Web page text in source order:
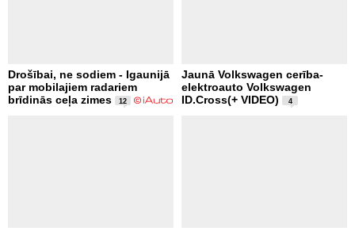
Drošībai, ne sodiem - Igaunijā
par mobilajiem radariem
brīdinās ceļa zimes
12
Jaunā Volkswagen cerība-
elektroauto Volkswagen
ID.Cross(+ VIDEO)
4